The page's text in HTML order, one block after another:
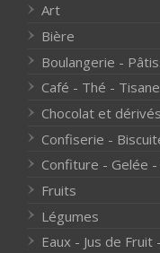
Art
Bière
Boulangerie -
Café - Thé - Tisane
Chocolat et dérivés
Confiserie -
Confiture - Gelée -
Fruits
Légumes
Eaux - Jus de